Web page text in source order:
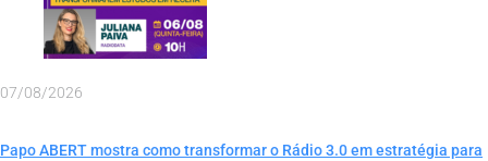
07/08/2026
Papo ABERT mostra como transformar o Rádio 3.0 em estratégia para